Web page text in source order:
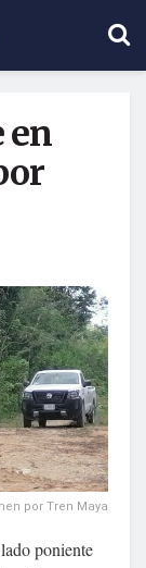
en
por Tren Maya
poniente